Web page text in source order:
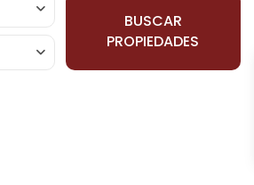
BUSCAR
PROPIEDADES